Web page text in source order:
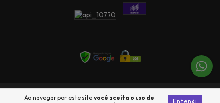
Ao navegar por este site você aceita o uso de
Entendi
Copyright Arte Própria - 23735360000137 - 2026. Todos os direitos